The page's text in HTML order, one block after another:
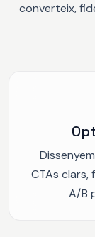
converteix,
CTAs
A/B